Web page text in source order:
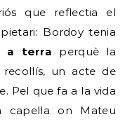
que reflectia el
Bordoy tenia
a terra perquè la
recollís, un acte de
Pel que fa a la vida
capella on Mateu